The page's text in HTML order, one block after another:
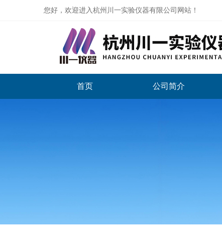
您好，欢迎进入杭州川一实验仪器有限公司网站！
首页 公司简介